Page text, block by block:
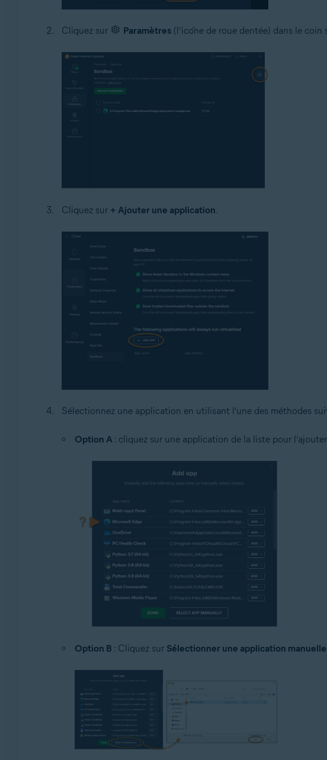
Cliquez sur Paramètres(l’icône de roue dentée) dans le coin
Cliquez sur + Ajouter une application.
Sélectionnez une application en utilisant l’une des méthodes
Option A : cliquez sur une application de la liste pour
Option B : Cliquez sur Sélectionner une application